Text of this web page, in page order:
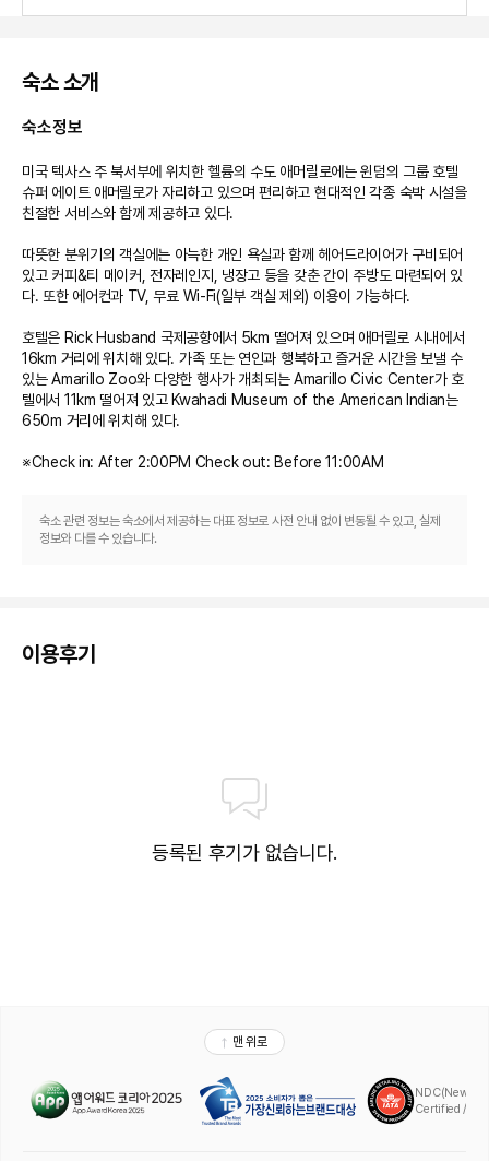
숙소 소개
숙소정보
미국 텍사스 주 북서부에 위치한 헬륨의 수도 애머릴로에는 윈덤의 그룹 호텔
슈퍼 에이트 애머릴로가 자리하고 있으며 편리하고 현대적인 각종 숙박 시설을
친절한 서비스와 함께 제공하고 있다.
따뜻한 분위기의 객실에는 아늑한 개인 욕실과 함께 헤어드라이어가 구비되어
있고 커피&티 메이커, 전자레인지, 냉장고 등을 갖춘 간이 주방도 마련되어 있
다. 또한 에어컨과 TV, 무료 Wi-Fi(일부 객실 제외) 이용이 가능하다.
호텔은 Rick Husband 국제공항에서 5km 떨어져 있으며 애머릴로 시내에서
16km 거리에 위치해 있다. 가족 또는 연인과 행복하고 즐거운 시간을 보낼 수
있는 Amarillo Zoo와 다양한 행사가 개최되는 Amarillo Civic Center가 호
텔에서 11km 떨어져 있고 Kwahadi Museum of the American Indian는
650m 거리에 위치해 있다.
※Check in: After 2:00PM Check out: Before 11:00AM
숙소 관련 정보는 숙소에서 제공하는 대표 정보로 사전 안내 없이 변동될 수 있고, 실제
정보와 다를 수 있습니다.
이용후기
등록된 후기가 없습니다.